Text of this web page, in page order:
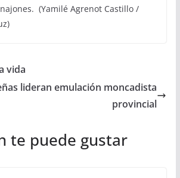
(Yamilé Agrenot Castillo /
vida
lideran emulación moncadista
provincial
te puede gustar